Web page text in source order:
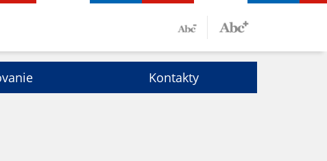
Kontakty